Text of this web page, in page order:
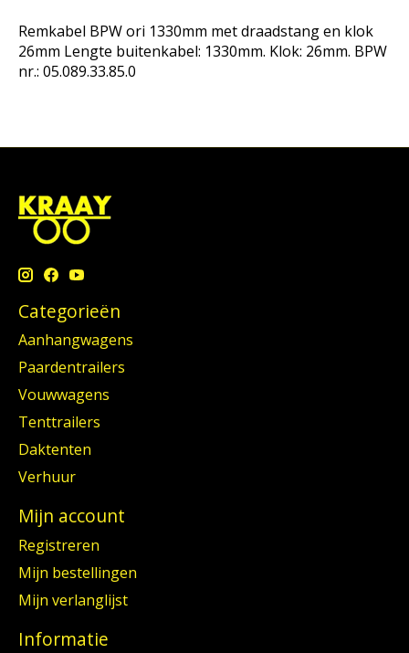
Remkabel BPW ori 1330mm met draadstang en klok
26mm Lengte buitenkabel: 1330mm. Klok: 26mm. BPW
nr.: 05.089.33.85.0
Categorieën
Aanhangwagens
Paardentrailers
Vouwwagens
Tenttrailers
Daktenten
Verhuur
Mijn account
Registreren
Mijn bestellingen
Mijn verlanglijst
Informatie